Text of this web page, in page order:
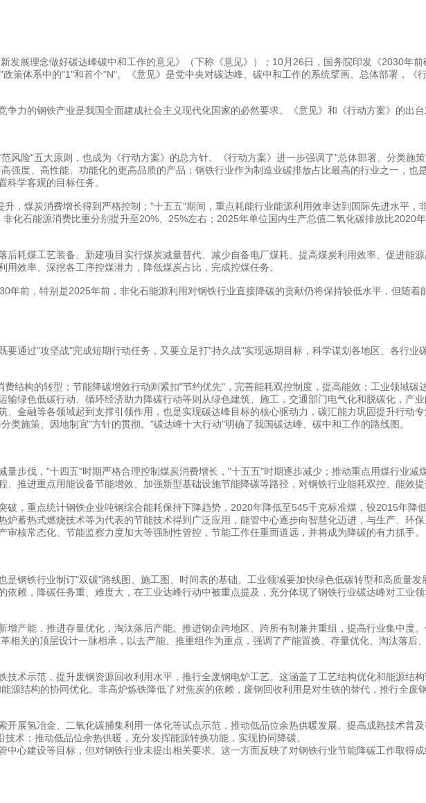
展理念做好碳达峰碳中和工作的意见》（下称《意见》）；10月26日，国务院印发《2030年
策体系中的"1"和首个"N"。《意见》是党中央对碳达峰、碳中和工作的系统擘画、总体部署，《
的钢铁产业是我国全面建成社会主义现代化国家的必然要求。《意见》和《行动方案》的出台
险"五大原则，也成为《行动方案》的总方针。《行动方案》进一步强调了"总体部署、分类施
强度、高性能、功能化的更高品质的产品；钢铁行业作为制造业碳排放占比最高的行业之一，也
学客观的目标任务。
煤炭消费增长得到严格控制；"十五五"期间，重点耗能行业能源利用效率达到国际先进水平，
化石能源消费比重分别提升至20%、25%左右；2025年单位国内生产总值二氧化碳排放比2020
煤工艺装备、新建项目实行煤炭减量替代、减少自备电厂煤耗、提高煤炭利用效率、促进能
效率、深挖各工序控煤潜力，降低煤炭占比，完成控煤任务。
前，特别是2025年前，非化石能源利用对钢铁行业直接降碳的贡献仍将保持较低水平，但随着
过"攻坚战"完成短期行动任务，又要立足打"持久战"实现远期目标，科学谋划各地区、各行业
构的转型；节能降碳增效行动则紧扣"节约优先"，完善能耗双控制度，提高能效；工业领域碳
绿色低碳行动、循环经济助力降碳行动等则从绿色建筑、施工，交通部门电气化和脱碳化，产
金融等各领域起到支撑引领作用，也是实现碳达峰目标的核心驱动力，碳汇能力巩固提升行动
施策、因地制宜"方针的贯彻。"碳达峰十大行动"明确了我国碳达峰、碳中和工作的路线图。
伐，"十四五"时期严格合理控制煤炭消费增长，"十五五"时期逐步减少；推动重点用煤行业减
推进重点用能设备节能增效、加强新型基础设施节能降碳等路径，对钢铁行业能耗双控、能效提
重点统计钢铁企业吨钢综合能耗保持下降趋势，2020年降低至545千克标准煤，较2015年降
蓄热式燃烧技术等为代表的节能技术得到广泛应用，能管中心逐步向智慧化迈进，与生产、环
核常态化、节能监察力度加大等强制性管控，节能工作任重而道远，并将成为降碳的有力抓手。
铁行业制订"双碳"路线图、施工图、时间表的基础。工业领域要加快绿色低碳转型和高质量发
赖，降碳任务重、难度大，在工业达峰行动中被重点提及，充分体现了钢铁行业碳达峰对工业
能，推进存量优化，淘汰落后产能。推进钢企跨地区、跨所有制兼并重组，提高行业集中度
相关的顶层设计一脉相承，以去产能、推重组作为重点，强调了产能置换、存量优化、淘汰落后
示范，提升废钢资源回收利用水平，推行全废钢电炉工艺。这涵盖了工艺结构优化和能源结
源结构的协同优化。非高炉炼铁降低了对焦炭的依赖，废钢回收利用是对生铁的替代，推行全废
氢冶金、二氧化碳捕集利用一体化等试点示范，推动低品位余热供暖发展。提高成熟技术普
术；推动低品位余热供暖，充分发挥能源转换功能，实现协同降碳。
心建设等目标，但对钢铁行业未提出相关要求。这一方面反映了对钢铁行业节能降碳工作取得